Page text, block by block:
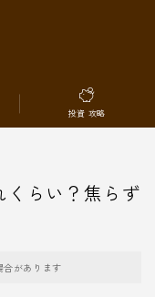
投資 攻略
らい？焦らず
合があります